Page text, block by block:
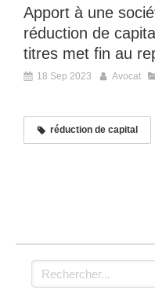
Apport à une
réduction de
titres met fin au
18 Sep 2023 Avocat
réduction de capital
Rechercher